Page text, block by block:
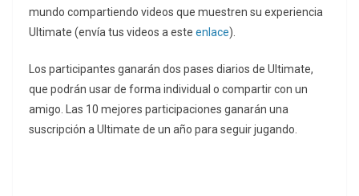
mundo compartiendo videos que muestren su experiencia
Ultimate (envía tus videos a este enlace).
Los participantes ganarán dos pases diarios de Ultimate,
que podrán usar de forma individual o compartir con un
amigo. Las 10 mejores participaciones ganarán una
suscripción a Ultimate de un año para seguir jugando.